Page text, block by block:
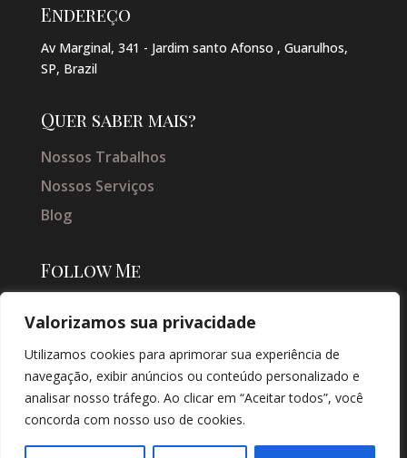
Valorizamos sua privacidade
Utilizamos cookies para aprimorar sua experiência de
navegação, exibir anúncios ou conteúdo personalizado e
analisar nosso tráfego. Ao clicar em “Aceitar todos”, você
concorda com nosso uso de cookies.
Endereço
Av Marginal, 341 - Jardim santo Afonso , Guarulhos,
SP, Brazil
Quer saber mais?
Nossos Trabalhos
Nossos Serviços
Blog
Follow Me